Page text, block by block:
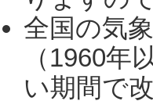
全国の気
（1960
い期間で